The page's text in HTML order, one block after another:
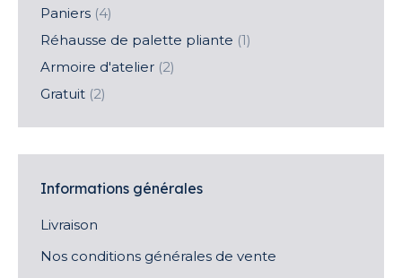
Paniers (4)
Réhausse de palette pliante (1)
Armoire d'atelier (2)
Gratuit (2)
Informations générales
Livraison
Nos conditions générales de vente